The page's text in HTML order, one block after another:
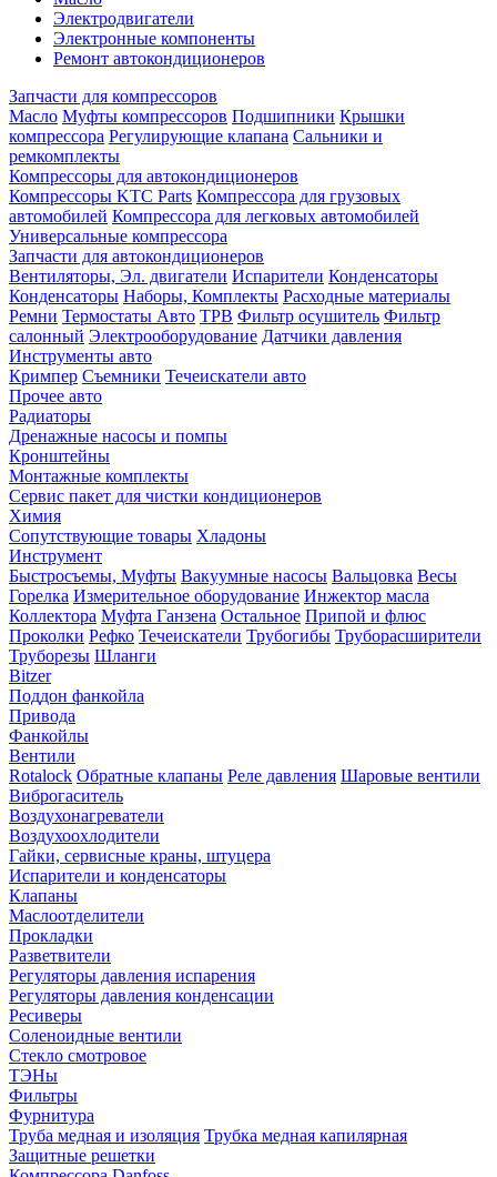
Электродвигатели
Электронные компоненты
Ремонт автокондиционеров
Запчасти для компрессоров
Масло Муфты компрессоров Подшипники Крышки
компрессора Регулирующие клапана Сальники и
ремкомплекты
Компрессоры для автокондиционеров
Компрессоры KTC Parts Компрессора для грузовых
автомобилей Компрессора для легковых автомобилей
Универсальные компрессора
Запчасти для автокондиционеров
Вентиляторы, Эл. двигатели Испарители Конденсаторы
Конденсаторы Наборы, Комплекты Расходные материалы
Ремни Термостаты Авто ТРВ Фильтр осушитель Фильтр
салонный Электрооборудование Датчики давления
Инструменты авто
Кримпер Съемники Течеискатели авто
Прочее авто
Радиаторы
Дренажные насосы и помпы
Кронштейны
Монтажные комплекты
Сервис пакет для чистки кондиционеров
Химия
Сопутствующие товары Хладоны
Инструмент
Быстросъемы, Муфты Вакуумные насосы Вальцовка Весы
Горелка Измерительное оборудование Инжектор масла
Коллектора Муфта Ганзена Остальное Припой и флюс
Проколки Рефко Течеискатели Трубогибы Труборасширители
Труборезы Шланги
Bitzer
Поддон фанкойла
Привода
Фанкойлы
Вентили
Rotalock Обратные клапаны Реле давления Шаровые вентили
Виброгаситель
Воздухонагреватели
Воздухоохлодители
Гайки, сервисные краны, штуцера
Испарители и конденсаторы
Клапаны
Маслоотделители
Прокладки
Разветвители
Регуляторы давления испарения
Регуляторы давления конденсации
Ресиверы
Соленоидные вентили
Стекло смотровое
ТЭНы
Фильтры
Фурнитура
Труба медная и изоляция Трубка медная капилярная
Защитные решетки